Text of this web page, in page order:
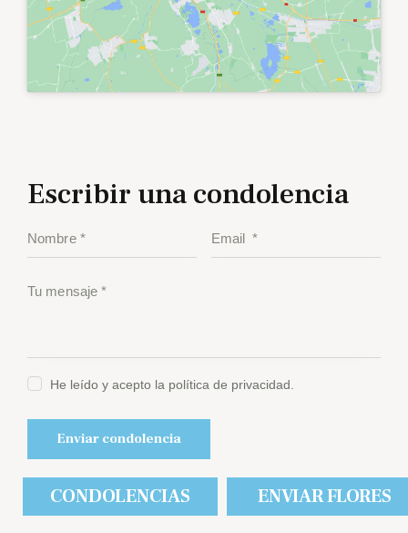
Escribir una condolencia
He leído y acepto la política de privacidad.
CONDOLENCIAS ENVIAR FLORES